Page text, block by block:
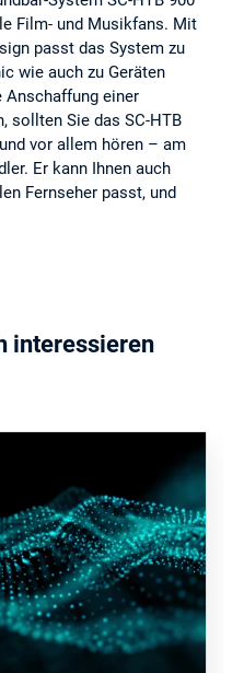
Film- und Musikfans. Mit
passt das System zu
wie auch zu Geräten
Anschaffung einer
sollten Sie das SC-HTB
vor allem hören – am
Er kann Ihnen auch
Fernseher passt, und
interessieren